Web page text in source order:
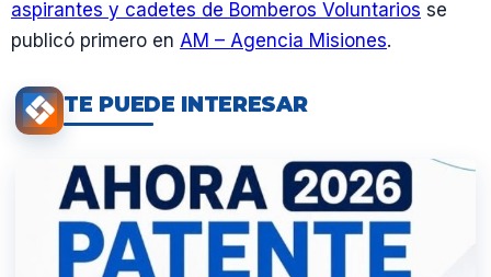
aspirantes y cadetes de Bomberos Voluntarios se
publicó primero en AM – Agencia Misiones.
TE PUEDE INTERESAR